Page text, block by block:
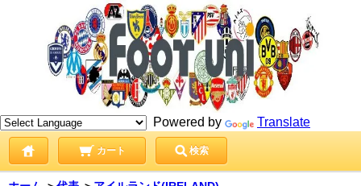
Powered by Translate
カート 検索